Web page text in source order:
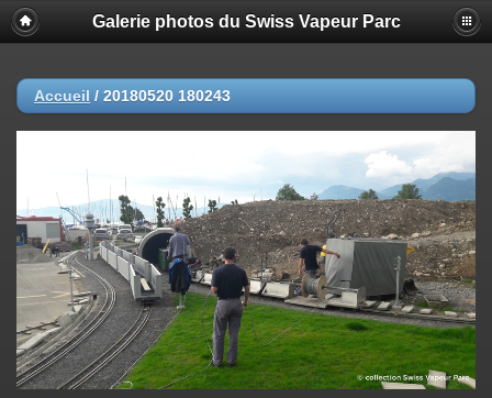
Galerie photos du Swiss Vapeur Parc
Accueil / 20180520 180243